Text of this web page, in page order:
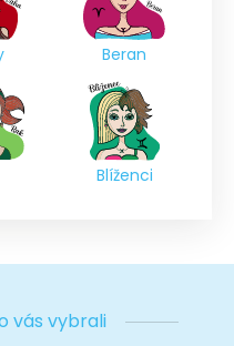
Beran
Blíženci
vás vybrali